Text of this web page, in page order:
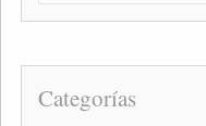
Categorías